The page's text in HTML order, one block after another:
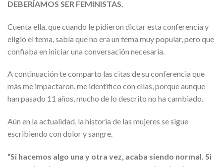
DEBERÍAMOS SER FEMINISTAS.
Cuenta ella, que cuando le pidieron dictar esta conferencia y
eligió el tema, sabía que no era un tema muy popular, pero que
confiaba en iniciar una conversación necesaria.
A continuación te comparto las citas de su conferencia que
más me impactaron, me identifico con ellas, porque aunque
han pasado 11 años, mucho de lo descrito no ha cambiado.
Aún en la actualidad, la historia de las mujeres se sigue
escribiendo con dolor y sangre.
“Si hacemos algo una y otra vez, acaba siendo normal. Si